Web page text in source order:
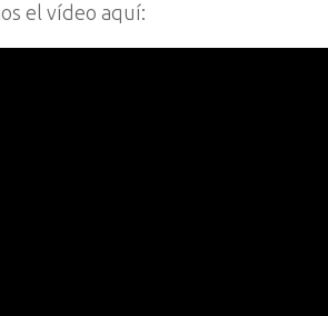
el vídeo aquí: